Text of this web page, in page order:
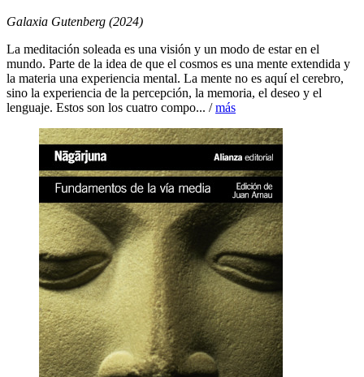
Galaxia Gutenberg (2024)
La meditación soleada es una visión y un modo de estar en el
mundo. Parte de la idea de que el cosmos es una mente extendida y
la materia una experiencia mental. La mente no es aquí el cerebro,
sino la experiencia de la percepción, la memoria, el deseo y el
lenguaje. Estos son los cuatro compo... /más